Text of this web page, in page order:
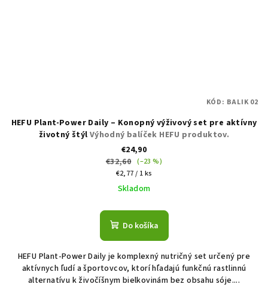
HEFU Plant-Power Daily – Konopný výživový set pre aktívny
životný štýl Výhodný balíček HEFU produktov.
€24,90
€32,60 (–23 %)
Jednotková
cena:
€2,77 / 1 ks
Skladom
Do košíka
HEFU Plant-Power Daily je komplexný nutričný set určený pre
aktívnych ľudí a športovcov, ktorí hľadajú funkčnú rastlinnú
alternatívu k živočíšnym bielkovinám bez obsahu sóje....
KÓD: BALIK 02